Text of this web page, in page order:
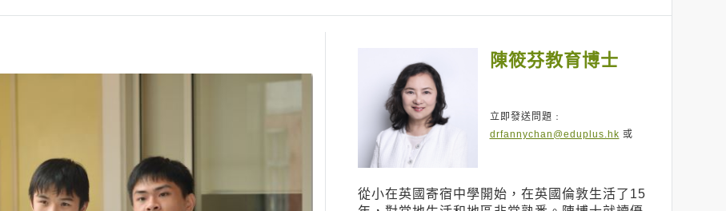
陳筱芬教育博士
立即發送問題﹕
drfannychan@eduplus.hk 或
從小在英國寄宿中學開始，在英國倫敦生活了15